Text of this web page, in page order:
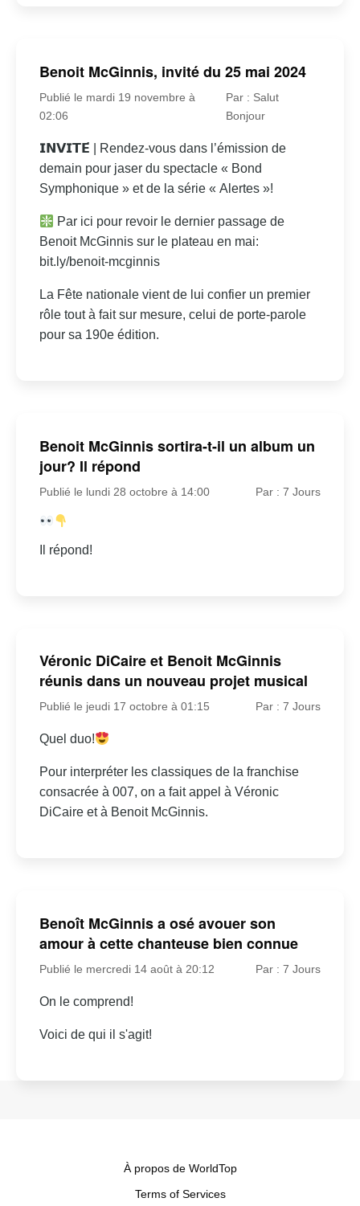
Benoit McGinnis, invité du 25 mai 2024
Publié le mardi 19 novembre à
02:06
Par : Salut
Bonjour
𝗜𝗡𝗩𝗜𝗧𝗘́ | Rendez-vous dans l’émission de
demain pour jaser du spectacle « Bond
Symphonique » et de la série « Alertes »!
Par ici pour revoir le dernier passage de
Benoit McGinnis sur le plateau en mai:
bit.ly/benoit-mcginnis
La Fête nationale vient de lui confier un premier
rôle tout à fait sur mesure, celui de porte-parole
pour sa 190e édition.
Benoit McGinnis sortira-t-il un album un
jour? Il répond
Publié le lundi 28 octobre à 14:00 Par : 7 Jours
Il répond!
Véronic DiCaire et Benoit McGinnis
réunis dans un nouveau projet musical
Publié le jeudi 17 octobre à 01:15 Par : 7 Jours
Quel duo!
Pour interpréter les classiques de la franchise
consacrée à 007, on a fait appel à Véronic
DiCaire et à Benoit McGinnis.
Benoît McGinnis a osé avouer son
amour à cette chanteuse bien connue
Publié le mercredi 14 août à 20:12 Par : 7 Jours
On le comprend!
Voici de qui il s'agit!
À propos de WorldTop
Terms of Services